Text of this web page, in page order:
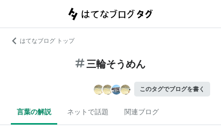
はてなブログ トップ
三輪そうめん
このタグでブログを書く
言葉の解説 ネットで話題 関連ブログ